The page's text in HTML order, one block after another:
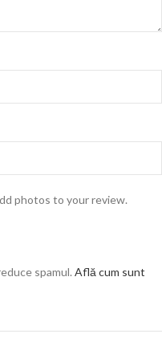
photos to your review.
spamul. Află cum sunt